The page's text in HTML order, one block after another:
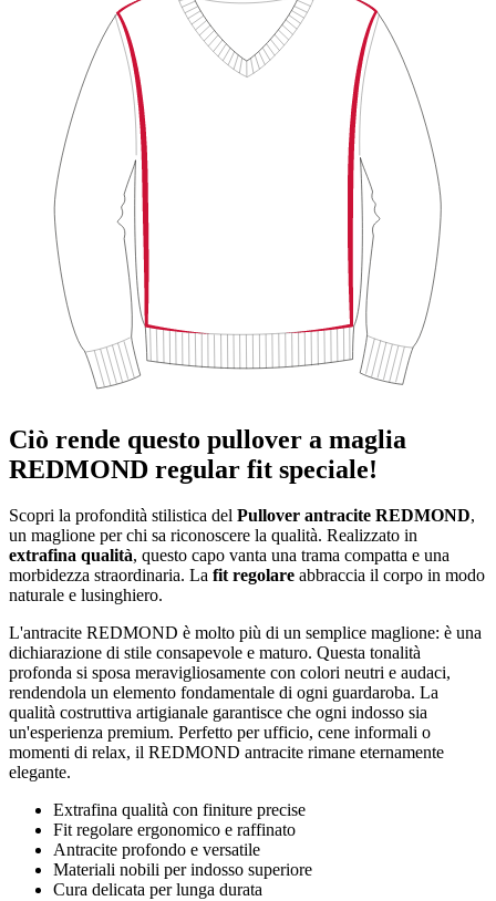
Ciò rende questo pullover a maglia
REDMOND regular fit speciale!
Scopri la profondità stilistica del Pullover antracite REDMOND,
un maglione per chi sa riconoscere la qualità. Realizzato in
extrafina qualità, questo capo vanta una trama compatta e una
morbidezza straordinaria. La fit regolare abbraccia il corpo in modo
naturale e lusinghiero.
L'antracite REDMOND è molto più di un semplice maglione: è una
dichiarazione di stile consapevole e maturo. Questa tonalità
profonda si sposa meravigliosamente con colori neutri e audaci,
rendendola un elemento fondamentale di ogni guardaroba. La
qualità costruttiva artigianale garantisce che ogni indosso sia
un'esperienza premium. Perfetto per ufficio, cene informali o
momenti di relax, il REDMOND antracite rimane eternamente
elegante.
Extrafina qualità con finiture precise
Fit regolare ergonomico e raffinato
Antracite profondo e versatile
Materiali nobili per indosso superiore
Cura delicata per lunga durata